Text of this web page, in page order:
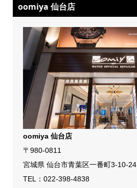
oomiya 仙台店
oomiya 仙台店
〒980-0811
宮城県 仙台市青葉区一番町3-10-24
TEL： 022-398-4838